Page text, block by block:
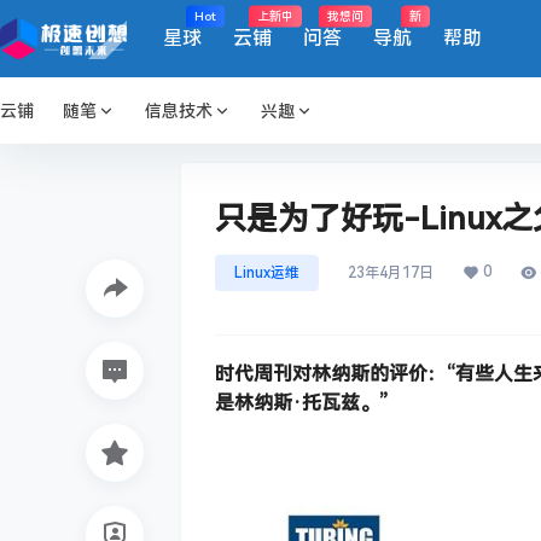
星球
Hot
云铺
上新中
问答
我想问
导航
新
帮助
云铺 随笔 信息技术 兴趣
只是为了好玩-Linux之
Linux运维 23年4月17日 0
时代周刊对林纳斯的评价：“有些人
是林纳斯·托瓦兹。”